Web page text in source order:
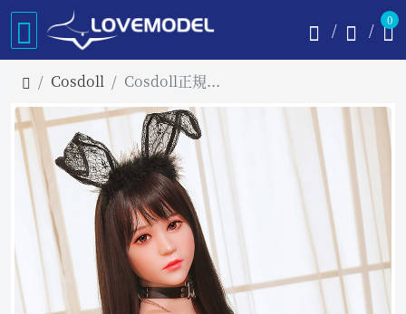
0
Cosdoll Cosdoll正規品 ラブドール 170cm Gカップ #18ヘッド